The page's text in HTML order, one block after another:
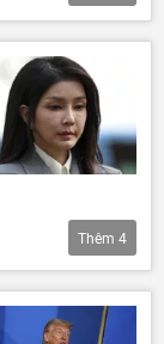
Thêm 4